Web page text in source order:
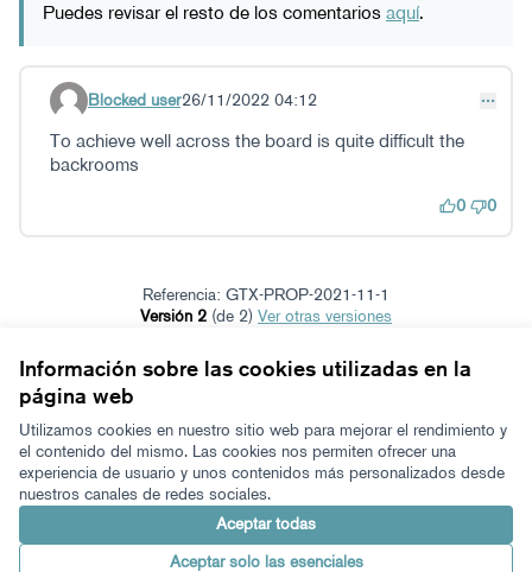
Información sobre las cookies utilizadas en la
página web
Utilizamos cookies en nuestro sitio web para mejorar el rendimiento y
el contenido del mismo. Las cookies nos permiten ofrecer una
experiencia de usuario y unos contenidos más personalizados desde
nuestros canales de redes sociales.
Aceptar todas
Aceptar solo las esenciales
Puedes revisar el resto de los comentarios aquí.
Comentario 31
Blocked user26/11/2022 04:12
To achieve well across the board is quite difficult the
backrooms
0 0
Referencia: GTX-PROP-2021-11-1
Versión 2 (de 2)
ver otras versiones
Términos y condiciones de uso
Configuración de cookies
Zeugaz en X
(Enlace externo)
Zeugaz en Facebook
(Enlace externo)
Zeugaz en Instagram
(Enlace externo)
Zeugaz en YouTube
(Enlace externo)
Zeugaz en GitHub
(Enlace externo)
Castellano
Aukeratu hizkuntzaElegir el idioma